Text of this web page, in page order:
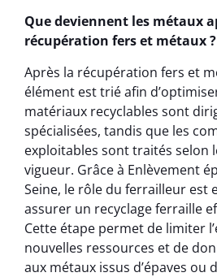
Que deviennent les métaux
récupération fers et métaux ?
Après la récupération fers et
élément est trié afin
matériaux recyclables sont
spécialisées, tandis que les
exploitables sont traités selon
vigueur. Grâce à Enlèvement
Seine, le rôle du ferrailleur est
assurer un recyclage ferraille
Cette étape permet de limiter
nouvelles ressources et de
aux métaux issus d’épaves ou